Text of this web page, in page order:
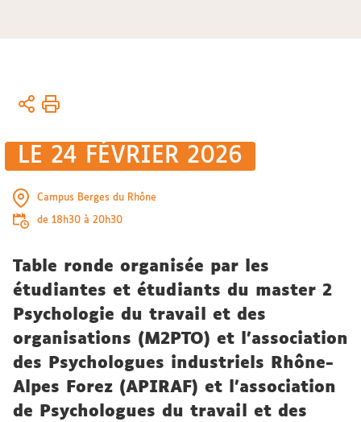
Vous
Accueil
LE 24 FÉVRIER 2026
Campus Berges du Rhône
de 18h30 à 20h30
Table ronde organisée par les
étudiantes et étudiants du master 2
Psychologie du travail et des
organisations (M2PTO) et l’association
des Psychologues industriels Rhône-
Alpes Forez (APIRAF) et l'association
de Psychologues du travail et des